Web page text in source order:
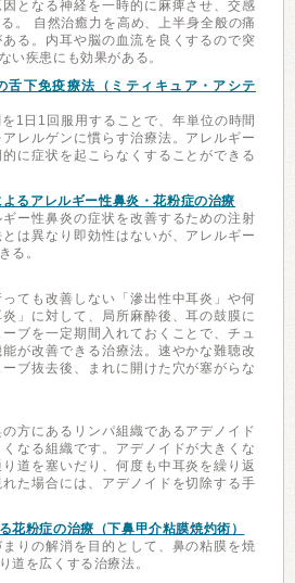
となる神経を一時的に麻痺させ、交感
。 自然治癒力を高め、上半身全般の痛
る。内耳や脳の血流を良くするので突
い疾患にも効果がある。
舌下免疫療法（ミティキュア・アシテ
1日1回服用することで、年単位の時間
レルゲンに慣らす治療法。アレルギー
に症状を起こらなくすることができる
るアレルギー性鼻炎・花粉症の治療
ー性鼻炎の症状を改善するための注射
は異なり即効性はないが、アレルギー
る。
ても改善しない「滲出性中耳炎」や何
」に対して、局所麻酔後、耳の鼓膜に
ブを一定期間入れておくことで、チュ
が改善できる治療法。速やかな難聴改
ブ抜去後、まれに開けた穴が塞がらな
方にあるリンパ組織であるアデノイド
なる組織です。アデノイドが大きくな
道を塞いだり、何度も中耳炎を繰り返
た場合には、アデノイドを切除する手
花粉症の治療（下鼻甲介粘膜焼灼術）
りの解消を目的として、鼻の粘膜を焼
道を広くする治療法。